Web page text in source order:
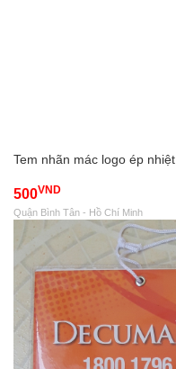
Tem nhãn mác logo ép nhiệt
500VND
Quận Bình Tân - Hồ Chí Minh